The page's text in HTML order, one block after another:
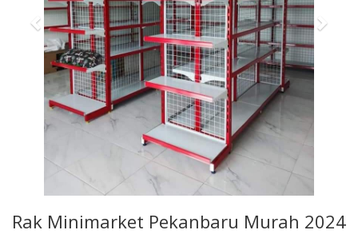
Rak Minimarket Pekanbaru Murah 2024